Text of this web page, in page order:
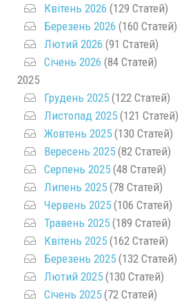
Квітень 2026 (129 Статей)
Березень 2026 (160 Статей)
Лютий 2026 (91 Статей)
Січень 2026 (84 Статей)
2025
Грудень 2025 (122 Статей)
Листопад 2025 (121 Статей)
Жовтень 2025 (130 Статей)
Вересень 2025 (82 Статей)
Серпень 2025 (48 Статей)
Липень 2025 (78 Статей)
Червень 2025 (106 Статей)
Травень 2025 (189 Статей)
Квітень 2025 (162 Статей)
Березень 2025 (132 Статей)
Лютий 2025 (130 Статей)
Січень 2025 (72 Статей)